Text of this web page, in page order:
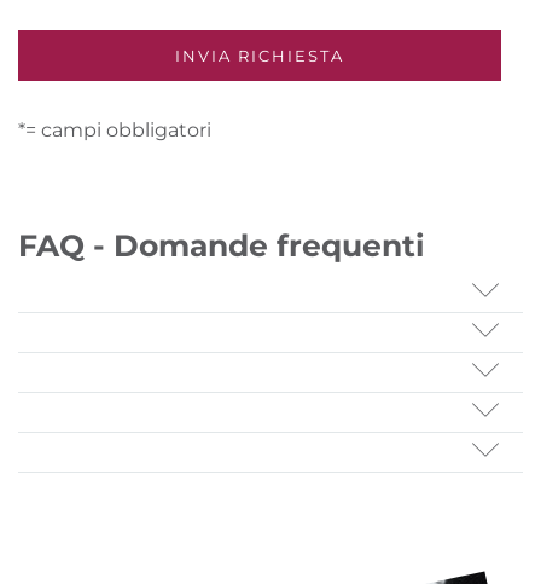
*= campi obbligatori
FAQ - Domande frequenti